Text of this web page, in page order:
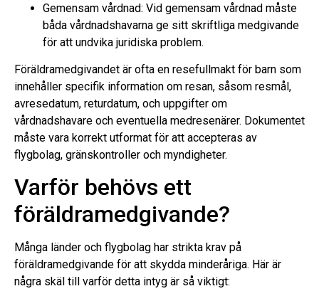
Gemensam vårdnad: Vid gemensam vårdnad måste
båda vårdnadshavarna ge sitt skriftliga medgivande
för att undvika juridiska problem.
Föräldramedgivandet är ofta en resefullmakt för barn som
innehåller specifik information om resan, såsom resmål,
avresedatum, returdatum, och uppgifter om
vårdnadshavare och eventuella medresenärer. Dokumentet
måste vara korrekt utformat för att accepteras av
flygbolag, gränskontroller och myndigheter.
Varför behövs ett
föräldramedgivande?
Många länder och flygbolag har strikta krav på
föräldramedgivande för att skydda minderåriga. Här är
några skäl till varför detta intyg är så viktigt: